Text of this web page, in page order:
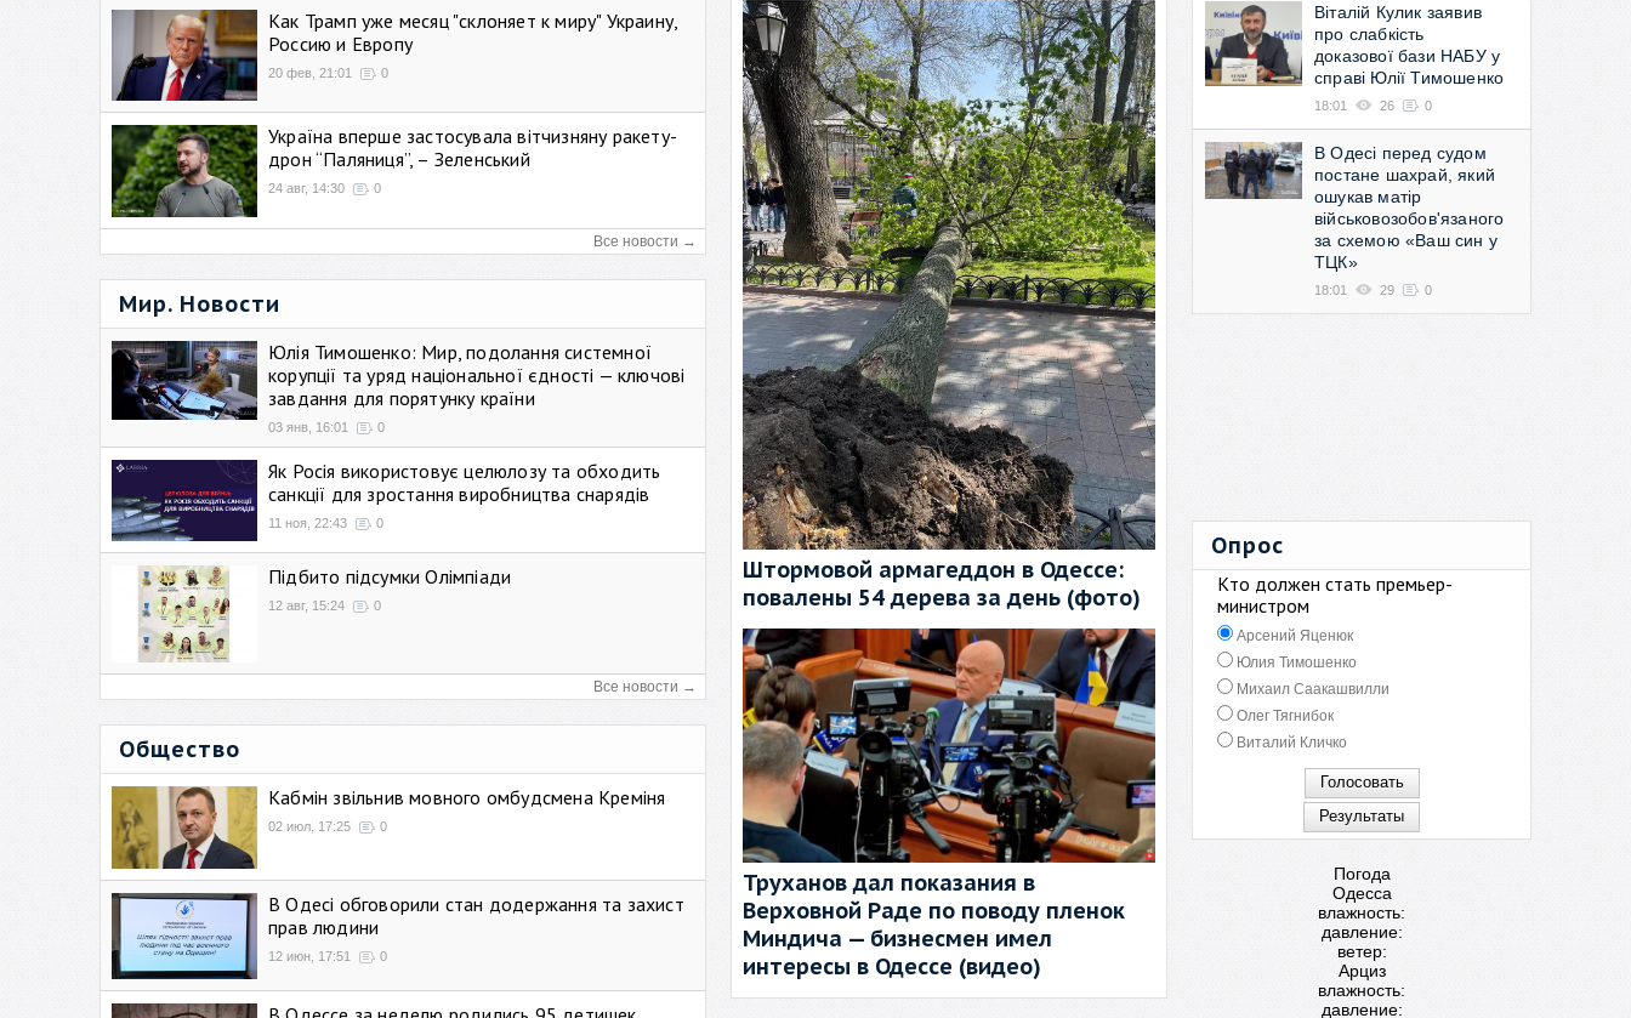
Как Трамп уже месяц "склоняет к миру" Украину,
Россию и Европу
20 фев, 21:01 0
Україна вперше застосувала вітчизняну ракету-
дрон “Паляниця”, – Зеленський
24 авг, 14:30 0
Все новости →
Мир. Новости
Юлія Тимошенко: Мир, подолання системної
корупції та уряд національної єдності — ключові
завдання для порятунку країни
03 янв, 16:01 0
Як Росія використовує целюлозу та обходить
санкції для зростання виробництва снарядів
11 ноя, 22:43 0
Підбито підсумки Олімпіади
12 авг, 15:24 0
Все новости →
Общество
Кабмін звільнив мовного омбудсмена Креміня
02 июл, 17:25 0
В Одесі обговорили стан додержання та захист
прав людини
12 июн, 17:51 0
Штормовой армагеддон в Одессе:
повалены 54 дерева за день (фото)
Труханов дал показания в
Верховной Раде по поводу пленок
Миндича — бизнесмен имел
интересы в Одессе (видео)
Віталій Кулик заявив
про слабкість
доказової бази НАБУ у
справі Юлії Тимошенко
18:01 26 0
В Одесі перед судом
постане шахрай, який
ошукав матір
військовозобов'язаного
за схемою «Ваш син у
ТЦК»
18:01 29 0
Опрос
Кто должен стать премьер-
министром
Арсений Яценюк
Юлия Тимошенко
Михаил Саакашвилли
Олег Тягнибок
Виталий Кличко
Погода
Одесса
влажность:
давление:
ветер:
Арциз
влажность:
давление: